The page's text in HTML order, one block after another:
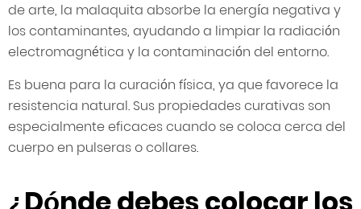
de arte, la malaquita absorbe la energía negativa y
los contaminantes, ayudando a limpiar la radiación
electromagnética y la contaminación del entorno.
Es buena para la curación física, ya que favorece la
resistencia natural. Sus propiedades curativas son
especialmente eficaces cuando se coloca cerca del
cuerpo en pulseras o collares.